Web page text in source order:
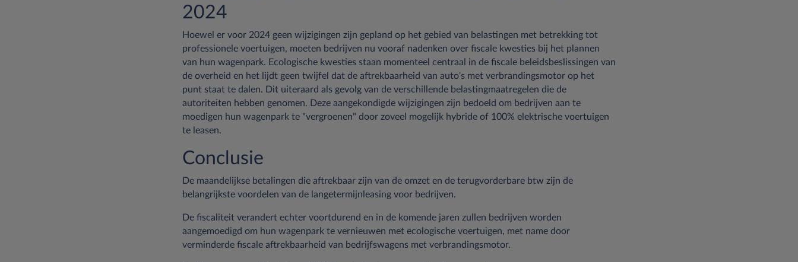
2024
Hoewel er voor 2024 geen wijzigingen zijn gepland op het gebied van belastingen met betrekking tot
professionele voertuigen, moeten bedrijven nu vooraf nadenken over fiscale kwesties bij het plannen
van hun wagenpark. Ecologische kwesties staan momenteel centraal in de fiscale beleidsbeslissingen van
de overheid en het lijdt geen twijfel dat de aftrekbaarheid van auto's met verbrandingsmotor op het
punt staat te dalen. Dit uiteraard als gevolg van de verschillende belastingmaatregelen die de
autoriteiten hebben genomen. Deze aangekondigde wijzigingen zijn bedoeld om bedrijven aan te
moedigen hun wagenpark te "vergroenen" door zoveel mogelijk hybride of 100% elektrische voertuigen
te leasen.
Conclusie
De maandelijkse betalingen die aftrekbaar zijn van de omzet en de terugvorderbare btw zijn de
belangrijkste voordelen van de langetermijnleasing voor bedrijven.
De fiscaliteit verandert echter voortdurend en in de komende jaren zullen bedrijven worden
aangemoedigd om hun wagenpark te vernieuwen met ecologische voertuigen, met name door
verminderde fiscale aftrekbaarheid van bedrijfswagens met verbrandingsmotor.